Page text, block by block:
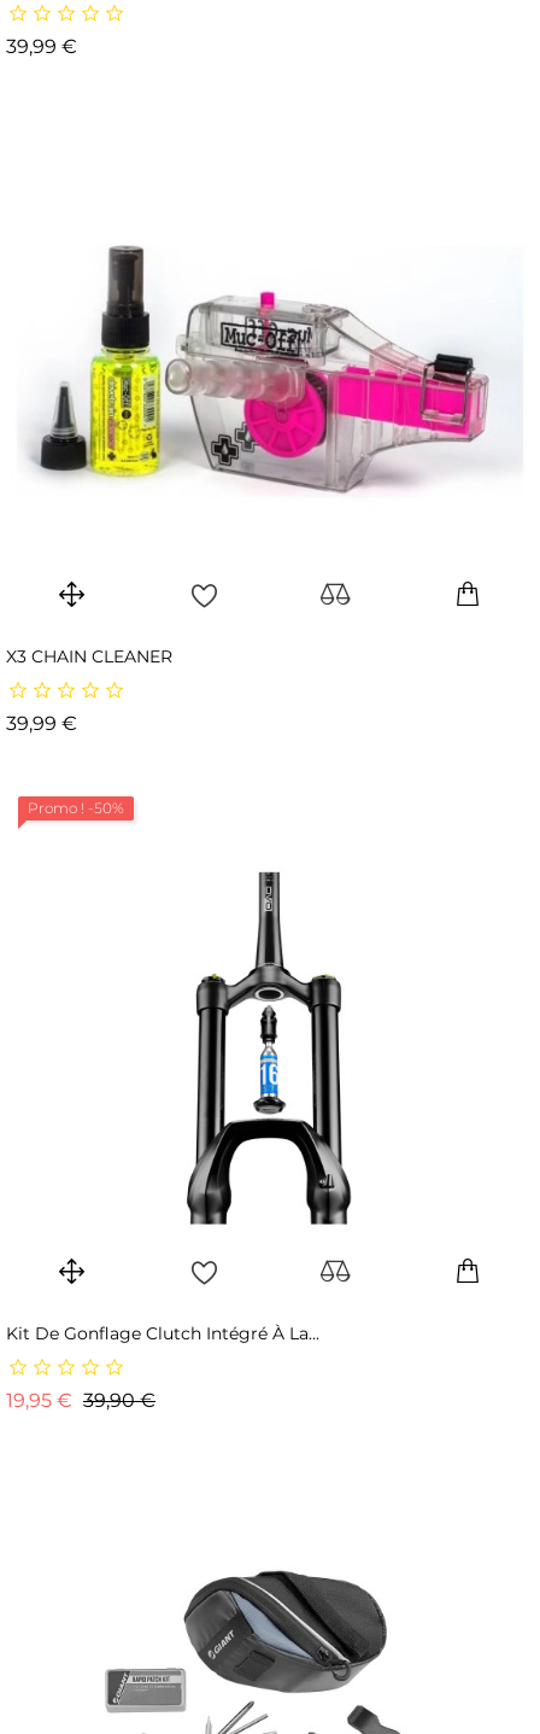
39,99 €
X3 CHAIN CLEANER
39,99 €
Promo ! -50%
Kit De Gonflage Clutch Intégré À La...
19,95 € Prix de base
39,90 €Prix